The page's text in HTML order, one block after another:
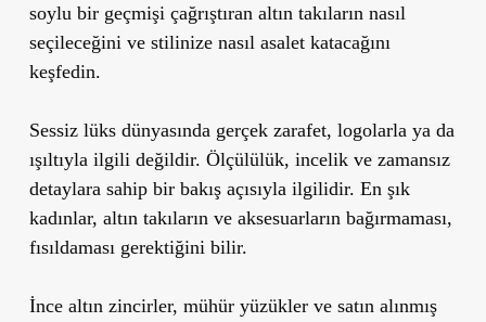
soylu bir geçmişi çağrıştıran altın takıların nasıl
seçileceğini ve stilinize nasıl asalet katacağını
keşfedin.
Sessiz lüks dünyasında gerçek zarafet, logolarla ya da
ışıltıyla ilgili değildir. Ölçülülük, incelik ve zamansız
detaylara sahip bir bakış açısıyla ilgilidir. En şık
kadınlar, altın takıların ve aksesuarların bağırmaması,
fısıldaması gerektiğini bilir.
İnce altın zincirler, mühür yüzükler ve satın alınmış